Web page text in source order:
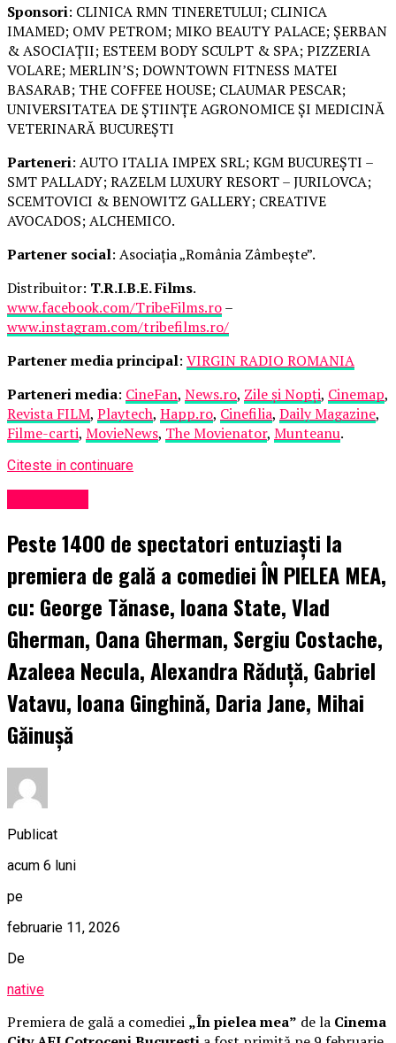
Sponsori: CLINICA RMN TINERETULUI; CLINICA
IMAMED; OMV PETROM; MIKO BEAUTY PALACE; ȘERBAN
& ASOCIAȚII; ESTEEM BODY SCULPT & SPA; PIZZERIA
VOLARE; MERLIN’S; DOWNTOWN FITNESS MATEI
BASARAB; THE COFFEE HOUSE; CLAUMAR PESCAR;
UNIVERSITATEA DE ȘTIINȚE AGRONOMICE ȘI MEDICINĂ
VETERINARĂ BUCUREȘTI
Parteneri: AUTO ITALIA IMPEX SRL; KGM BUCUREȘTI –
SMT PALLADY; RAZELM LUXURY RESORT – JURILOVCA;
SCEMTOVICI & BENOWITZ GALLERY; CREATIVE
AVOCADOS; ALCHEMICO.
Partener social: Asociația „România Zâmbește”.
Distribuitor: T.R.I.B.E. Films.
www.facebook.com/TribeFilms.ro–
www.instagram.com/tribefilms.ro/
Partener media principal: VIRGIN RADIO ROMANIA
Parteneri media: CineFan, News.ro, Zile și Nopți, Cinemap,
Revista FILM, Playtech, Happ.ro, Cinefilia, Daily Magazine,
Filme-carti, MovieNews, The Movienator, Munteanu.
Citeste in continuare
Peste 1400 de spectatori entuziaști la
premiera de gală a comediei ÎN PIELEA MEA,
cu: George Tănase, Ioana State, Vlad
Gherman, Oana Gherman, Sergiu Costache,
Azaleea Necula, Alexandra Răduță, Gabriel
Vatavu, Ioana Ginghină, Daria Jane, Mihai
Găinușă
Publicat
acum 6 luni
pe
februarie 11, 2026
De
native
Premiera de gală a comediei „În pielea mea” de la Cinema